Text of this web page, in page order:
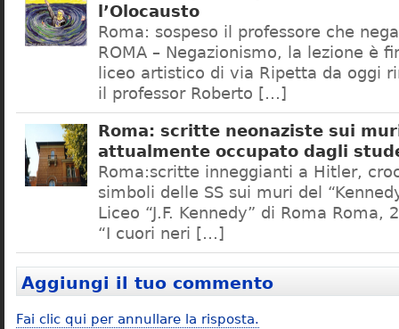
l’Olocausto
Roma: sospeso il professore che
ROMA – Negazionismo, la lezione è
liceo artistico di via Ripetta da oggi
il professor Roberto […]
Roma: scritte neonaziste sui
attualmente occupato dagli
Roma:scritte inneggianti a Hitler,
simboli delle SS sui muri del
Liceo “J.F. Kennedy” di Roma Roma,
“I cuori neri […]
Aggiungi il tuo commento
Fai clic qui per annullare la risposta.